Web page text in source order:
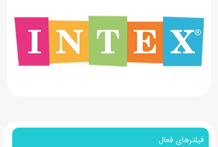
فیلترهای فعال